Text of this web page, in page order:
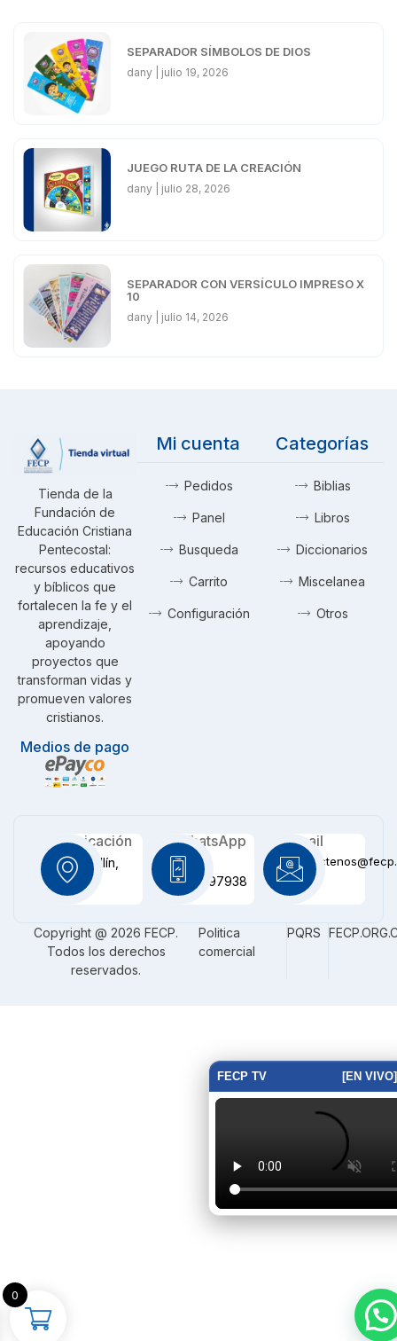
FECP TV [EN VIVO]
SEPARADOR SÍMBOLOS DE DIOS
dany julio 19, 2026
JUEGO RUTA DE LA CREACIÓN
dany julio 28, 2026
SEPARADOR CON VERSÍCULO IMPRESO X
10
dany julio 14, 2026
Tienda de la
Fundación de
Educación Cristiana
Pentecostal:
recursos educativos
y bíblicos que
fortalecen la fe y el
aprendizaje,
apoyando
proyectos que
transforman vidas y
promueven valores
cristianos.
Medios de pago
Mi cuenta
Pedidos
Panel
Busqueda
Carrito
Configuración
Categorías
Biblias
Libros
Diccionarios
Miscelanea
Otros
Ubicación
Medellín,
CO
WhatsApp
+57
3116097938
Email
Copyright @ 2026 FECP.
Todos los derechos
reservados.
Politica
comercial
PQRS
0